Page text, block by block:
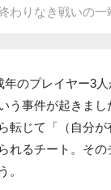
りなき戦いの一
のプレイヤー3
う事件が起きまし
転じて「（自分
れるチート。そ
。